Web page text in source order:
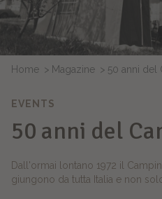
Home Magazine 50 anni del
EVENTS
50 anni del
Dall'ormai lontano 1972 il
giungono da tutta Italia e non